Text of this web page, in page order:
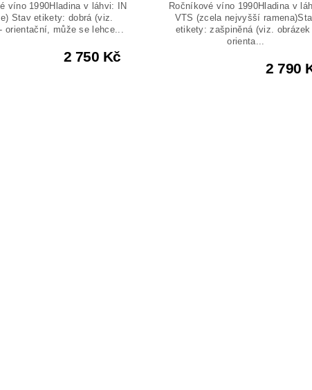
víno 1990Hladina v láhvi: IN
Stav etikety: dobrá (viz.
orientační, může se lehce...
2 750 Kč
Ročníkové víno 1990Hladina v
VTS (zcela nejvyšší
etikety: zašpiněná (viz. obrázek
orienta...
2 790